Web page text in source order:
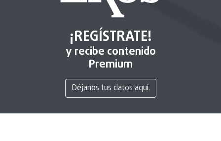
¡REGÍSTRATE!
y recibe contenido
Premium
Déjanos tus datos aquí.